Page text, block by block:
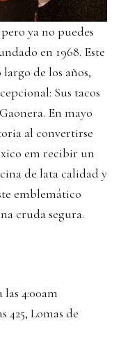
ya no puedes
en 1968. Este
de los años,
Sus tacos
En mayo
al convertirse
em recibir un
de lata calidad y
emblemático
cruda segura.
las 4:00am
425, Lomas de